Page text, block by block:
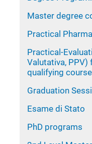
Master degree
Practical
Practical-
Valutativa,
qualifying course
Graduation
Esame di Stato
PhD programs